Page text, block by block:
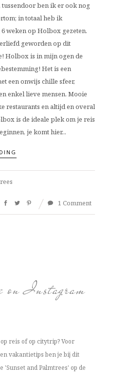
ben ik er ook nog
in totaal heb ik
weken op Holbox gezeten.
geworden op dit
Holbox is in mijn ogen de
Het is een
een onwijs chille sfeer,
enkel lieve mensen. Mooie
restaurants en altijd en overal
is de ideale plek om je reis
je komt hier...
1 Comment
on Instagram
reis of op citytrip? Voor
vakantietips ben je bij dit
'Sunset and Palmtrees' op de